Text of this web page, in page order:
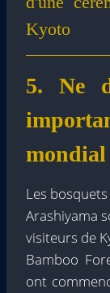
Kyoto
5. Ne
Les
Arashiyama
visiteurs de
Bamboo
ont